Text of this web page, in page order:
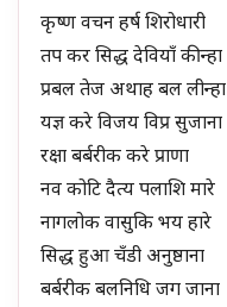
कृष्ण वचन हर्ष शिरोधारी
तप कर सिद्ध देवियाँ कीन्हा
प्रबल तेज अथाह बल लीन्हा
यज्ञ करे विजय विप्र सुजाना
रक्षा बर्बरीक करे प्राणा
नव कोटि दैत्य पलाशि मारे
नागलोक वासुकि भय हारे
सिद्ध हुआ चँडी अनुष्ठाना
बर्बरीक बलनिधि जग जाना